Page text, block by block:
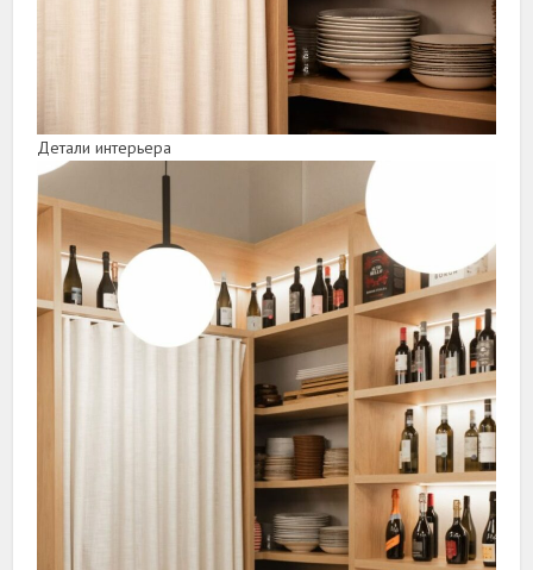
Детали интерьера